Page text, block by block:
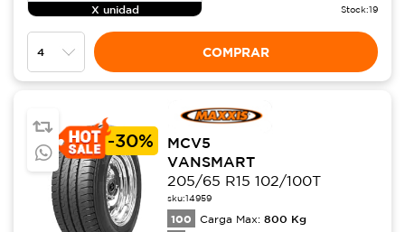
X unidad Stock:19
COMPRAR
-30%
MCV5
VANSMART
205/65 R15 102/100T
sku:14959
100 Carga Max: 800 Kg